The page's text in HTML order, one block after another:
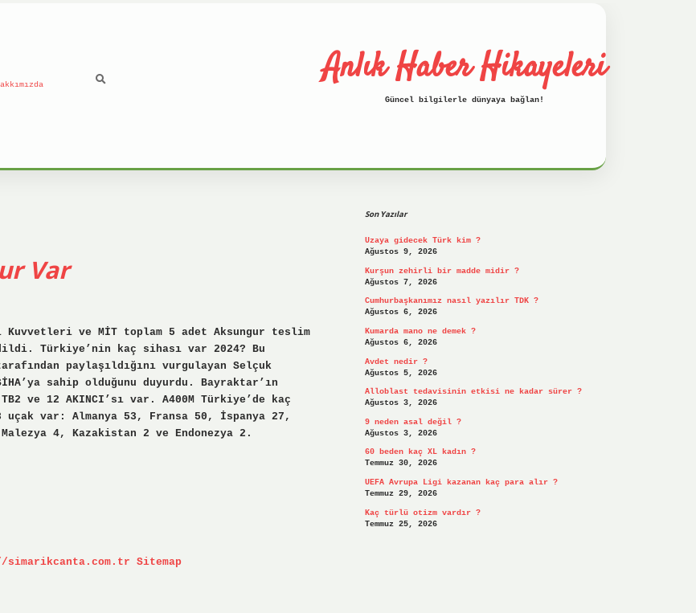
Anlık Haber Hikayeleri
Güncel bilgilerle dünyaya bağlan!
Var
Kuvvetleri ve MİT toplam 5 adet Aksungur teslim
Türkiye’nin kaç sihası var 2024? Bu
paylaşıldığını vurgulayan Selçuk
sahip olduğunu duyurdu. Bayraktar’ın
ve 12 AKINCI’sı var. A400M Türkiye’de kaç
uçak var: Almanya 53, Fransa 50, İspanya 27,
4, Kazakistan 2 ve Endonezya 2.
Sitemap
Son Yazılar
Uzaya gidecek Türk kim ?
Ağustos 9, 2026
Kurşun zehirli bir madde midir ?
Ağustos 7, 2026
Cumhurbaşkanımız nasıl yazılır TDK ?
Ağustos 6, 2026
Kumarda mano ne demek ?
Ağustos 6, 2026
Avdet nedir ?
Ağustos 5, 2026
Alloblast tedavisinin etkisi ne kadar sürer ?
Ağustos 3, 2026
9 neden asal değil ?
Ağustos 3, 2026
60 beden kaç XL kadın ?
Temmuz 30, 2026
UEFA Avrupa Ligi kazanan kaç para alır ?
Temmuz 29, 2026
Kaç türlü otizm vardır ?
Temmuz 25, 2026